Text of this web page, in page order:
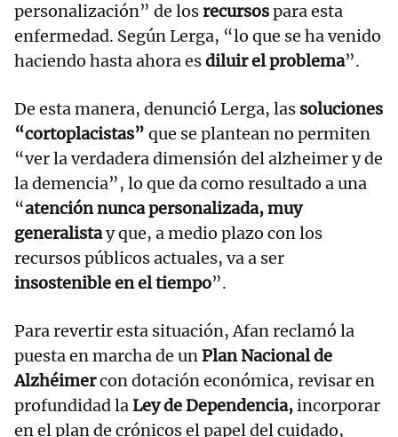
personalización” de losrecursospara esta
enfermedad. Según Lerga, “lo que se ha venido
haciendo hasta ahora esdiluir el problema”.
De esta manera, denunció Lerga, las soluciones
“cortoplacistas” que se plantean no permiten
“ver la verdadera dimensión del alzheimer y de
la demencia”, lo que da como resultado a una
“atención nunca personalizada, muy
generalistay que, a medio plazo con los
recursos públicos actuales, va a ser
insostenible en el tiempo”.
Para revertir esta situación, Afan reclamó la
puesta en marcha de unPlan Nacional de
Alzhéimercon dotación económica, revisar en
profundidad laLey de Dependencia,incorporar
en el plan de crónicos el papel del cuidado,